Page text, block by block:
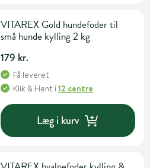
VITAREX Gold hundefoder til
små hunde kylling 2 kg
179 kr.
Få leveret
Klik & Hent i12 centre
Læg i kurv